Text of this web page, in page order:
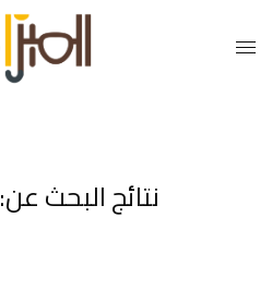
نتائج البحث عن: